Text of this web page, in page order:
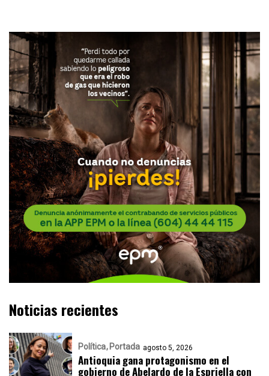
Noticias recientes
Política Portada agosto 5, 2026
Antioquia gana protagonismo en el
gobierno de Abelardo de la Espriella con